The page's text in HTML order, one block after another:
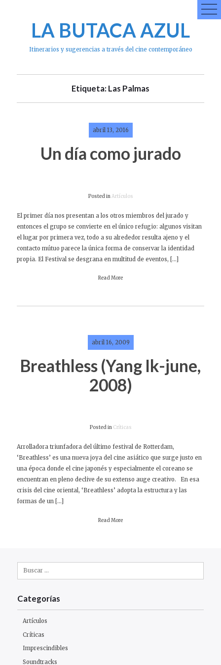
LA BUTACA AZUL
Itinerarios y sugerencias a través del cine contemporáneo
Etiqueta: Las Palmas
abril 13, 2016
Un día como jurado
Posted inArtículos
El primer día nos presentan a los otros miembros del jurado y
entonces el grupo se convierte en el único refugio: algunos visitan
el lugar por primera vez, todo a su alrededor resulta ajeno y el
contacto mútuo parece la única forma de conservar la identidad
propia. El Festival se desgrana en multitud de eventos, […]
Read More
abril 16, 2009
Breathless (Yang Ik-june,
2008)
Posted in Críticas
Arrolladora triunfadora del último festival de Rotterdam,
‘Breathless’ es una nueva joya del cine asiático que surge justo en
una época donde el cine japonés y especialmente el coreano se
encuentran en pleno declive de su extenso auge creativo. En esa
crisis del cine oriental, ‘Breathless’ adopta la estructura y las
formas de un […]
Read More
Buscar:
Categorías
Artículos
Críticas
Imprescindibles
Soundtracks